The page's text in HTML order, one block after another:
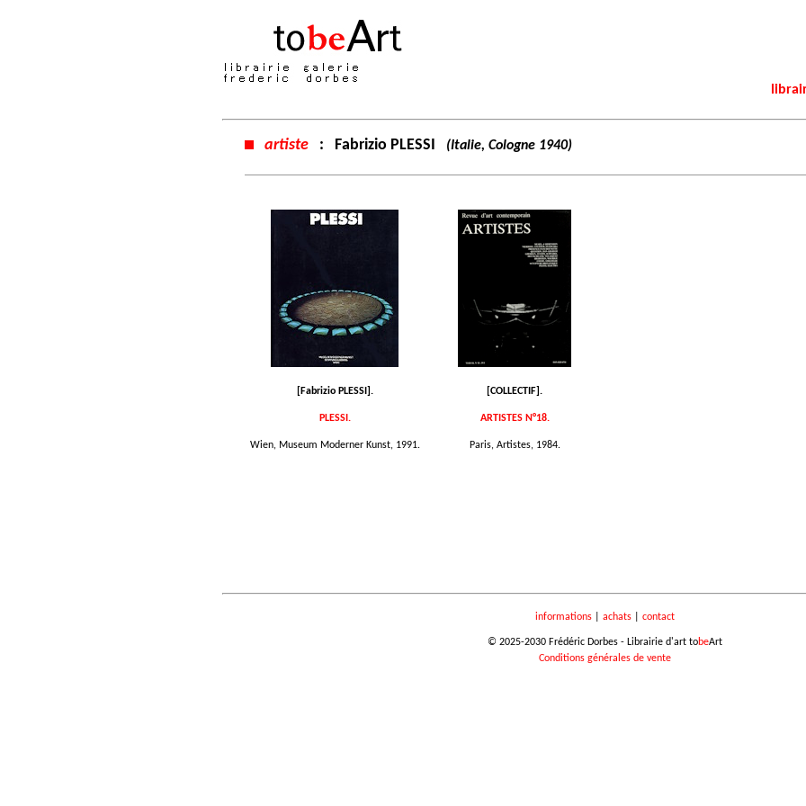
artiste : Fabrizio PLESSI (Italie, Cologne 1940)
[Fabrizio PLESSI].
PLESSI.
Wien, Museum Moderner Kunst, 1991.
[COLLECTIF].
ARTISTES N°18.
Paris, Artistes, 1984.
informations| achats| contact
© 2025-2030 Frédéric Dorbes - Librairie d'art tobeArt
Conditions générales de vente